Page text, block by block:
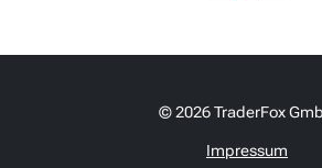
© 2026 TraderFox
Impressum